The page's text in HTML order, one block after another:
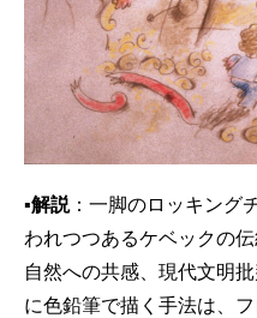
▪解説：一脚のロッキング
われつつあるケベックの
自然への共感、現代文明
に色鉛筆で描く手法は、